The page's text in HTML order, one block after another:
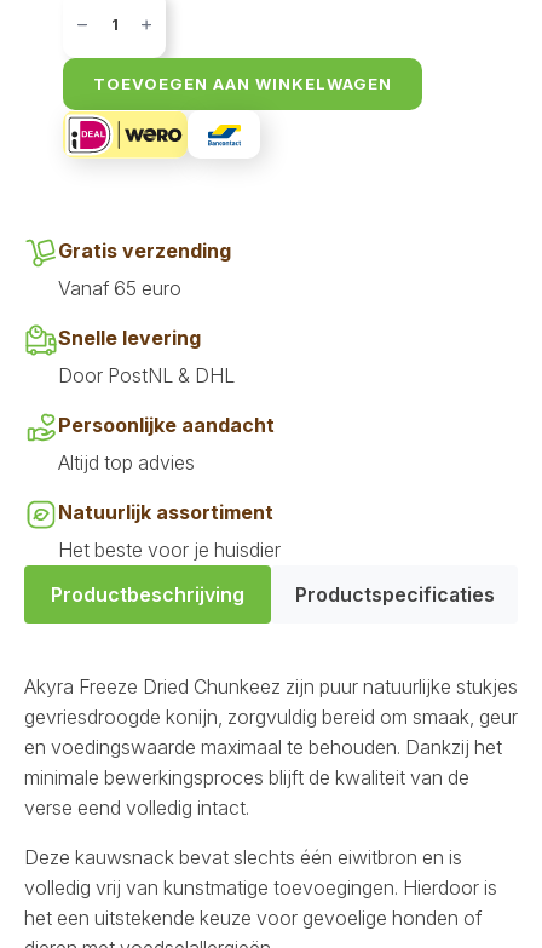
Freeze
Chunkeez
Konijn
60
gr
aantal
TOEVOEGEN AAN WINKELWAGEN
Gratis verzending
Vanaf 65 euro
Snelle levering
Door PostNL & DHL
Persoonlijke aandacht
Altijd top advies
Natuurlijk assortiment
Het beste voor je huisdier
Productbeschrijving
Productspecificaties
Akyra Freeze Dried Chunkeez zijn puur natuurlijke stukjes
gevriesdroogde konijn, zorgvuldig bereid om smaak, geur
en voedingswaarde maximaal te behouden. Dankzij het
minimale bewerkingsproces blijft de kwaliteit van de
verse eend volledig intact.
Deze kauwsnack bevat slechts één eiwitbron en is
volledig vrij van kunstmatige toevoegingen. Hierdoor is
het een uitstekende keuze voor gevoelige honden of